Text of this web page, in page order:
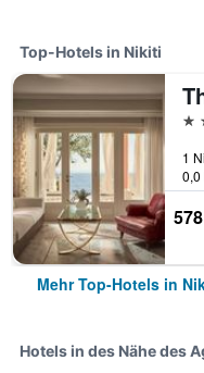
Top-Hotels in Nikiti
5
0,0
Mehr Top-Hotels in
Hotels in des Nähe des